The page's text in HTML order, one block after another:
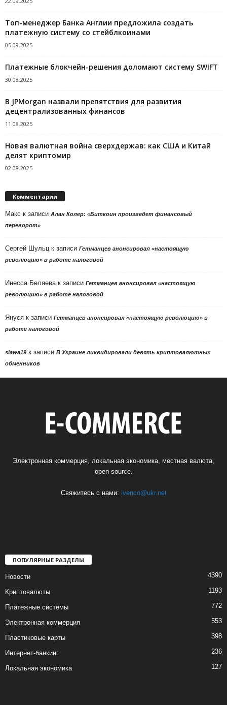
Топ-менеджер Банка Англии предложила создать
платежную систему со стейблкоинами
05.09.2025
Платежные блокчейн-решения доломают систему SWIFT
30.08.2025
В JPMorgan назвали препятствия для развития
децентрализованных финансов
11.08.2025
Новая валютная война сверхдержав: как США и Китай
делят криптомир
02.08.2025
Комментарии
Макс к записи Алан Колер: «Биткоин произведет финансовый
переворот»
Сергей Шульц к записи Гетманцев анонсировал «настоящую
революцию» в работе налоговой
Инесса Беляева к записи Гетманцев анонсировал «настоящую
революцию» в работе налоговой
Януся к записи Гетманцев анонсировал «настоящую революцию» в
работе налоговой
slawa19 к записи В Украине ликвидировали девять криптовалютных
обменников
Электронная коммерция, локальная экономика, местная валюта,
open source.
Свяжитесь с нами: ivenco@ukr.net
ПОПУЛЯРНЫЕ РАЗДЕЛЫ
Новости 4390
Криптовалюты 1193
Платежные системы 772
Электронная коммерция 553
Пластиковые карты 398
Интернет-банкинг 236
Локальная экономика 127